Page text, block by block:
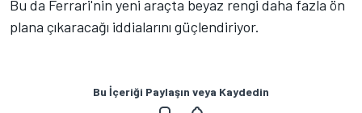
Bu da Ferrari'nin yeni araçta beyaz rengi daha fazla ön
plana çıkaracağı iddialarını güçlendiriyor.
Bu İçeriği Paylaşın veya Kaydedin